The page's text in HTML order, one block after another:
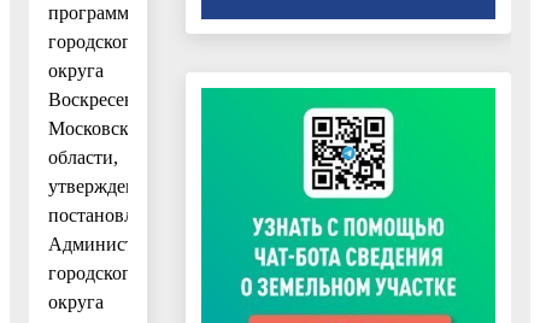
программ
городского
округа
Воскресенск
Московской
области,
утвержденным
постановлением
Администрации
городского
округа